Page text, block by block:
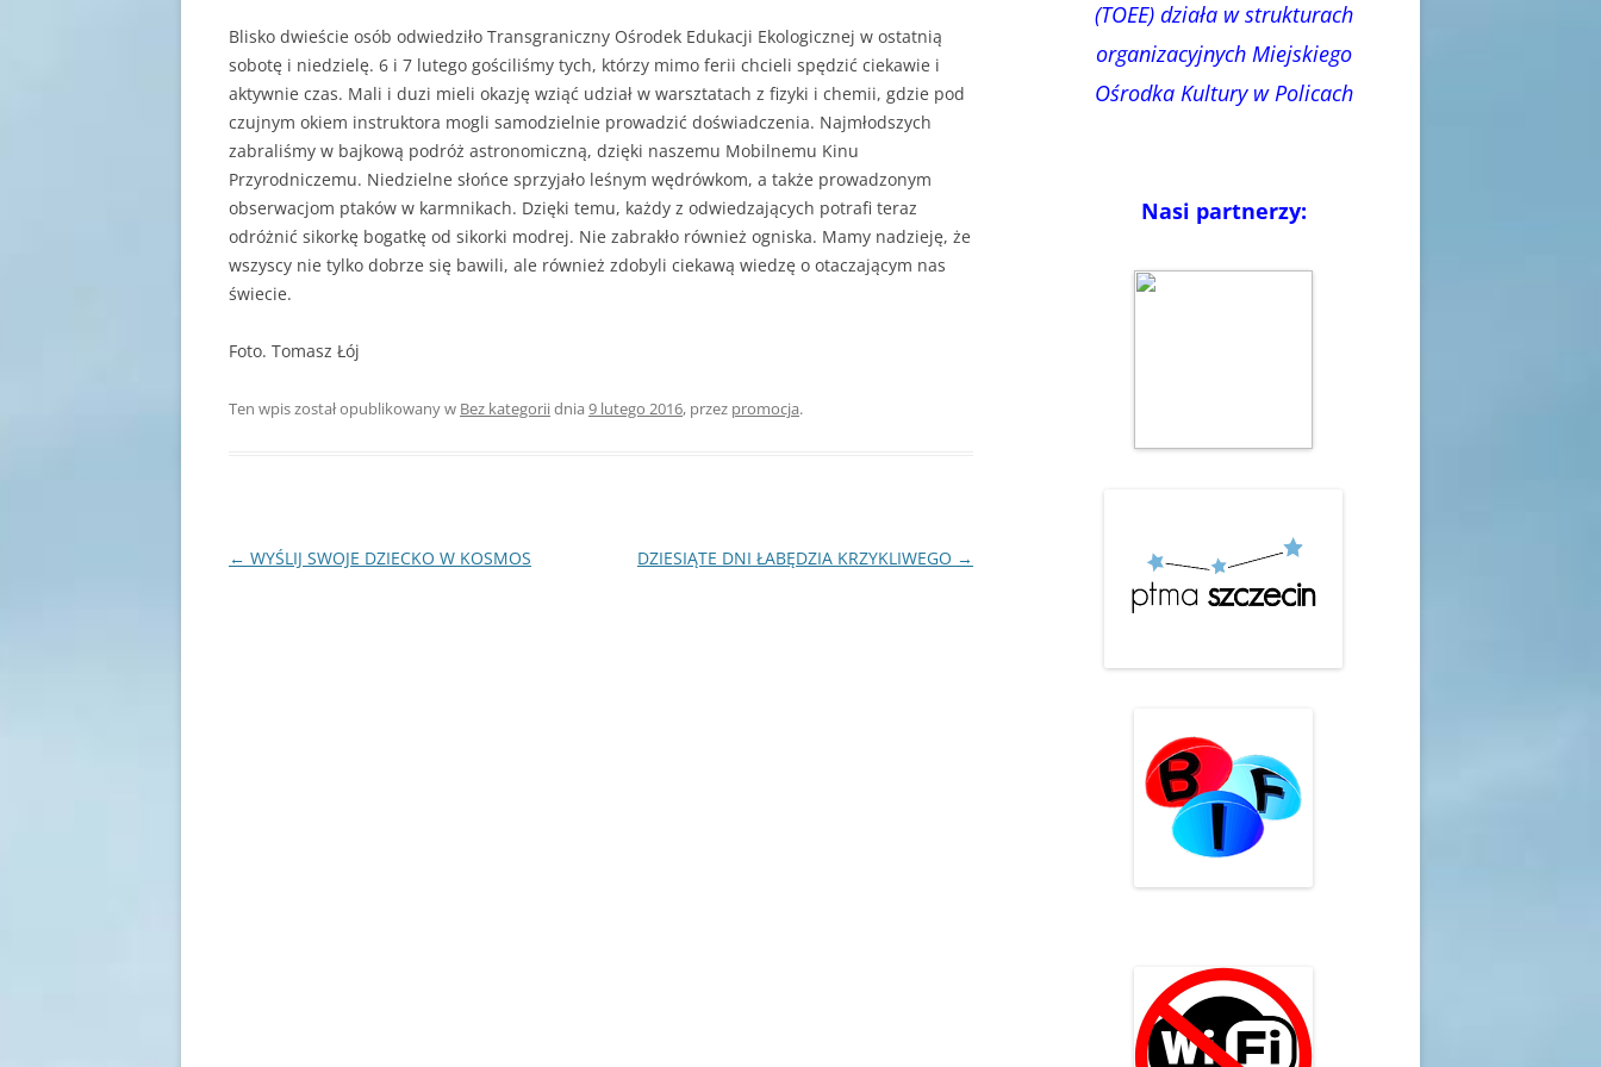
Blisko dwieście osób odwiedziło Transgraniczny Ośrodek Edukacji Ekologicznej w ostatnią
sobotę i niedzielę. 6 i 7 lutego gościliśmy tych, którzy mimo ferii chcieli spędzić ciekawie i
aktywnie czas. Mali i duzi mieli okazję wziąć udział w warsztatach z fizyki i chemii, gdzie pod
czujnym okiem instruktora mogli samodzielnie prowadzić doświadczenia. Najmłodszych
zabraliśmy w bajkową podróż astronomiczną, dzięki naszemu Mobilnemu Kinu
Przyrodniczemu. Niedzielne słońce sprzyjało leśnym wędrówkom, a także prowadzonym
obserwacjom ptaków w karmnikach. Dzięki temu, każdy z odwiedzających potrafi teraz
odróżnić sikorkę bogatkę od sikorki modrej. Nie zabrakło również ogniska. Mamy nadzieję, że
wszyscy nie tylko dobrze się bawili, ale również zdobyli ciekawą wiedzę o otaczającym nas
świecie.
Foto. Tomasz Łój
Ten wpis został opublikowany w Bez kategoriidnia 9 lutego 2016, przez promocja.
Nawigacja
← WYŚLIJ SWOJE DZIECKO W KOSMOS DZIESIĄTE DNI ŁABĘDZIA KRZYKLIWEGO →
(TOEE) działa w strukturach
organizacyjnych Miejskiego
Ośrodka Kultury w Policach
Nasi partnerzy: